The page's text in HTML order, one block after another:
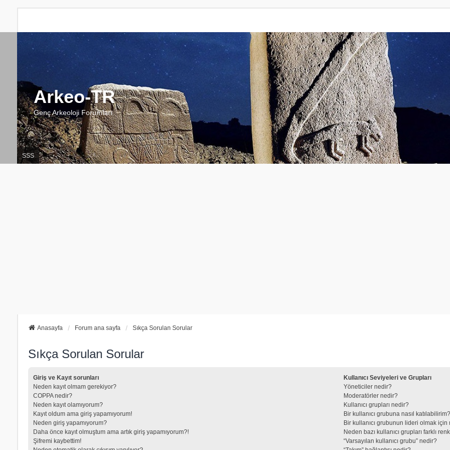
Arkeo-TR
Genç Arkeoloji Forumları
SSS
Anasayfa Forum ana sayfa Sıkça Sorulan Sorular
Sıkça Sorulan Sorular
Giriş ve Kayıt sorunları
Neden kayıt olmam gerekiyor?
COPPA nedir?
Neden kayıt olamıyorum?
Kayıt oldum ama giriş yapamıyorum!
Neden giriş yapamıyorum?
Daha önce kayıt olmuştum ama artık giriş yapamıyorum?!
Şifremi kaybettim!
Kullanıcı Seviyeleri ve Grupları
Yöneticiler nedir?
Moderatörler nedir?
Kullanıcı grupları nedir?
Bir kullanıcı grubuna nasıl katılabilirim?
Bir kullanıcı grubunun lideri olmak
Neden bazı kullanıcı grupları farklı
“Varsayılan kullanıcı grubu” nedir?